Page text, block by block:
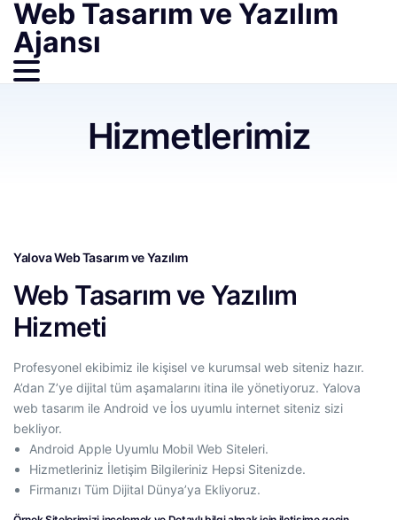
Web Tasarım ve Yazılım
Ajansı
Hizmetlerimiz
Yalova Web Tasarım ve Yazılım
Web Tasarım ve Yazılım
Hizmeti
Profesyonel ekibimiz ile kişisel ve kurumsal web siteniz hazır.
A’dan Z’ye dijital tüm aşamalarını itina ile yönetiyoruz. Yalova
web tasarım ile Android ve İos uyumlu internet siteniz sizi
bekliyor.
Android Apple Uyumlu Mobil Web Siteleri.
Hizmetleriniz İletişim Bilgileriniz Hepsi Sitenizde.
Firmanızı Tüm Dijital Dünya’ya Ekliyoruz.